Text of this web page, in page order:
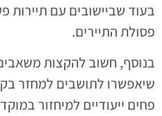
בעוד שביישובים עם תיירות
פסולת התיירים.
בנוסף, חשוב להקצות
שיאפשרו לתושבים למחזר
פחים ייעודיים למיחזור